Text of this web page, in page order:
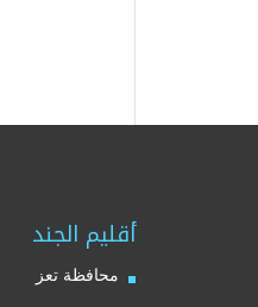
أقليم الجند
محافظة تعز